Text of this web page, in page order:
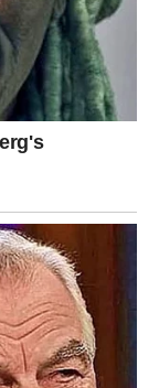
i hrabri
povezana
imaju posebnu
iznenadnog obrta
dalje. Njihova
kroz teške
ponekad
probleme.